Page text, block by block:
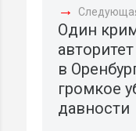
→
Один
в
громкое
давности